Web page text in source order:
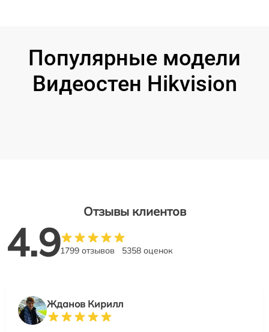
Популярные модели
Видеостен Hikvision
Отзывы клиентов
4.91799 отзывов 5358 оценок
Жданов Кирилл